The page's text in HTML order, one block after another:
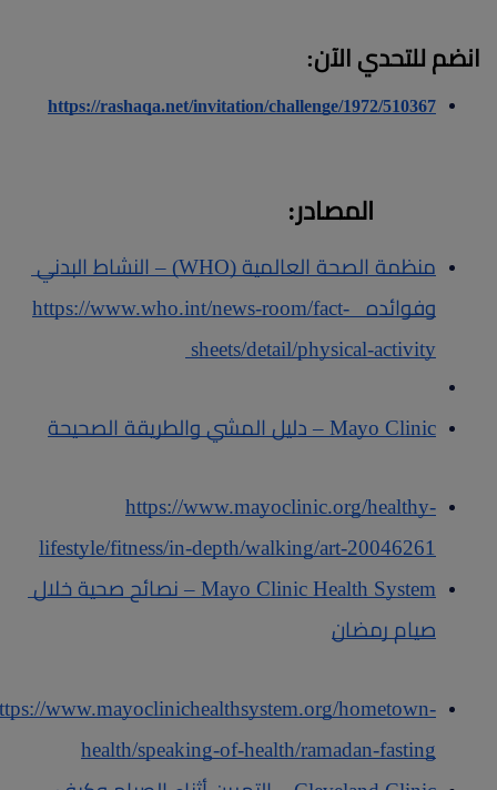
انضم للتحدي الآن:
https://rashaqa.net/invitation/challenge/1972/510367
المصادر:
وفوائده   https://www.who.int/news-room/fact-
sheets/detail/physical-activity
Mayo Clinic – دليل المشي والطريقة الصحيحة
https://www.mayoclinic.org/healthy-
lifestyle/fitness/in-depth/walking/art-20046261
صيام رمضان
www.mayoclinichealthsystem.org/hometown-
health/speaking-of-health/ramadan-fasting